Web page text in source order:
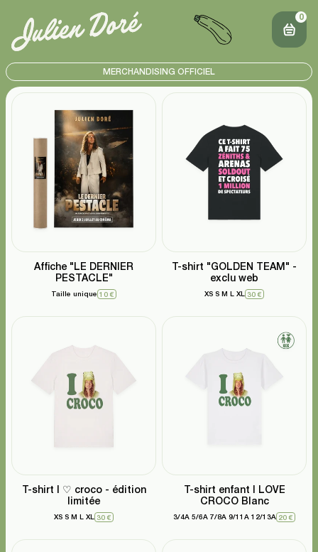
MERCHANDISING OFFICIEL
Affiche "LE DERNIER
PESTACLE"
Taille unique 10 €
T-shirt "GOLDEN TEAM" -
exclu web
XS S M L XL 30 €
T-shirt I ♡ croco - édition
limitée
XS S M L XL 30 €
T-shirt enfant I LOVE
CROCO Blanc
3/4A 5/6A 7/8A 9/11A 12/13A 20 €
0